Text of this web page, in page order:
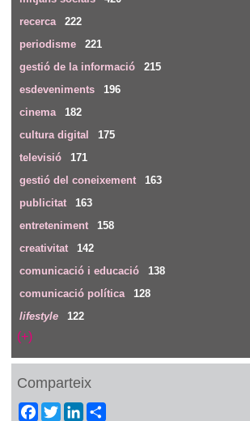
recerca
222
periodisme
221
gestió de la informació
215
esdeveniments
196
cinema
182
cultura digital
175
televisió
171
gestió del coneixement
163
publicitat
163
entreteniment
158
creativitat
142
comunicació i educació
138
comunicació política
128
lifestyle
122
(+)
Comparteix
Facebook
TwitterLinkedIn